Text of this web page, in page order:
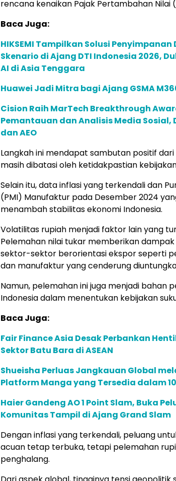
rencana kenaikan Pajak Pertambahan Nilai
Baca Juga:
HIKSEMI Tampilkan Solusi
Skenario di Ajang DTI Indonesia 2026,
AI di Asia Tenggara
Huawei Jadi Mitra bagi Ajang GSMA
Cision Raih MarTech Breakthrough
Pemantauan dan Analisis Media Sosial,
dan AEO
Langkah ini mendapat sambutan positif
masih dibatasi oleh ketidakpastian
Selain itu, data inflasi yang terkendali dan
(PMI) Manufaktur pada Desember 2024
menambah stabilitas ekonomi Indonesia.
Volatilitas rupiah menjadi faktor lain yang
Pelemahan nilai tukar memberikan
sektor-sektor berorientasi ekspor seperti
dan manufaktur yang cenderung
Namun, pelemahan ini juga menjadi bahan
Indonesia dalam menentukan kebijakan
Baca Juga:
Fair Finance Asia Desak Perbankan
Sektor Batu Bara di ASEAN
Shueisha Perluas Jangkauan Global
Platform Manga yang Tersedia dalam
Haier Gandeng AO 1 Point Slam, Buka
Komunitas Tampil di Ajang Grand Slam
Dengan inflasi yang terkendali, peluang
acuan tetap terbuka, tetapi pelemahan
penghalang.